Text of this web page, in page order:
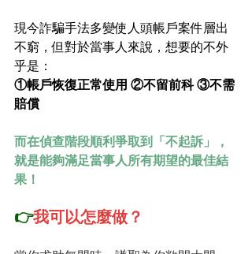
現今詐騙手法多變使人頭帳戶案件層出
不窮，但對於當事人來說，想要的不外
乎是：
①帳戶恢復正常使用 ②不留前科 ③不需
賠償
而在偵查階段順利爭取到「不起訴」，
就是能夠滿足當事人所有期望的最佳結
果！
👉我可以怎麼做？